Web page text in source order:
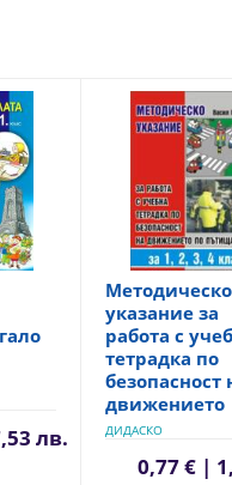
лв.
Методическо
указание за
работа с
тетрадка по
безопасност
движението
ДИДАСКО
0,77 € |